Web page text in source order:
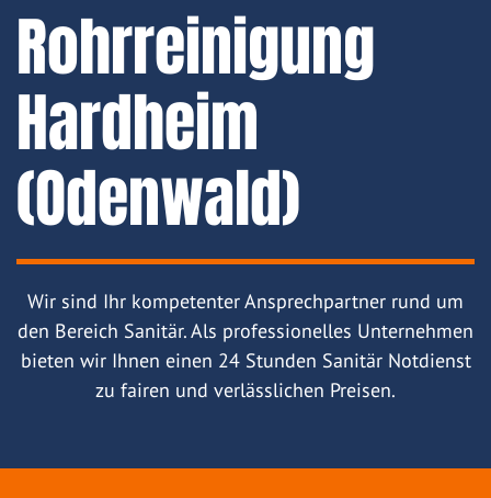
Rohrreinigung
Hardheim
(Odenwald)
Wir sind Ihr kompetenter Ansprechpartner rund um
den Bereich Sanitär. Als professionelles Unternehmen
bieten wir Ihnen einen 24 Stunden Sanitär Notdienst
zu fairen und verlässlichen Preisen.